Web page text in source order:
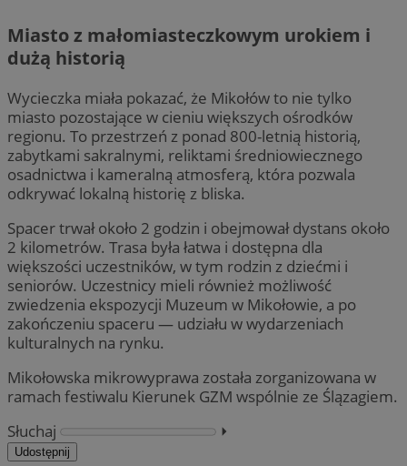
Miasto z małomiasteczkowym urokiem i
dużą historią
Wycieczka miała pokazać, że Mikołów to nie tylko
miasto pozostające w cieniu większych ośrodków
regionu. To przestrzeń z ponad 800-letnią historią,
zabytkami sakralnymi, reliktami średniowiecznego
osadnictwa i kameralną atmosferą, która pozwala
odkrywać lokalną historię z bliska.
Spacer trwał około 2 godzin i obejmował dystans około
2 kilometrów. Trasa była łatwa i dostępna dla
większości uczestników, w tym rodzin z dziećmi i
seniorów. Uczestnicy mieli również możliwość
zwiedzenia ekspozycji Muzeum w Mikołowie, a po
zakończeniu spaceru — udziału w wydarzeniach
kulturalnych na rynku.
Mikołowska mikrowyprawa została zorganizowana w
ramach festiwalu Kierunek GZM wspólnie ze Ślązagiem.
Słuchaj
⏵︎
Udostępnij